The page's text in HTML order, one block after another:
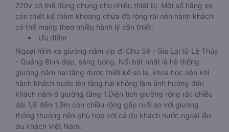
220v có thể dùng chung cho nhiều thiết bị. Một số hãng xe
còn thiết kế thêm khoang chứa đồ rộng rãi nên hành khách
có thể mang theo nhiều hành lý cần thiết.
Ưu điểm
Ngoại hình xe giường nằm vip đi Chư Sê - Gia Lai từ Lệ Thủy
- Quảng Bình đẹp, sáng bóng. Nổi bật nhất là hệ thống
giường nằm hai tầng được thiết kế so le, khoa học nên khi
hành khách bước lên tầng hai không làm ảnh hưởng đến
khách nằm ở giường tầng 1.Diện tích giường rộng rãi: chiều
dài 1,8 đến 1,9m còn chiều rộng gấp rưỡi so với giường
thông thường nên phù hợp với cả du khách nước ngoài lẫn
du khách Việt Nam.